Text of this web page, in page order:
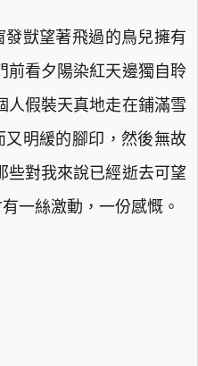
獃望著飛過的鳥兒擁有
前看夕陽染紅天邊獨自聆
人假裝天真地走在鋪滿雪
又明緩的腳印，然後無故
些對我來說已經逝去可望
一絲激動，一份感慨。